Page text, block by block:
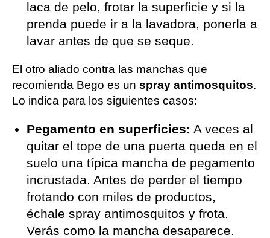
laca de pelo, frotar la superficie y si la
prenda puede ir a la lavadora, ponerla a
lavar antes de que se seque.
El otro aliado contra las manchas que
recomienda Bego es un spray antimosquitos.
Lo indica para los siguientes casos:
Pegamento en superficies: A veces al
quitar el tope de una puerta queda en el
suelo una típica mancha de pegamento
incrustada. Antes de perder el tiempo
frotando con miles de productos,
échale spray antimosquitos y frota.
Verás como la mancha desaparece.